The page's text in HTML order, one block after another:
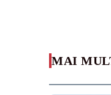
MAI